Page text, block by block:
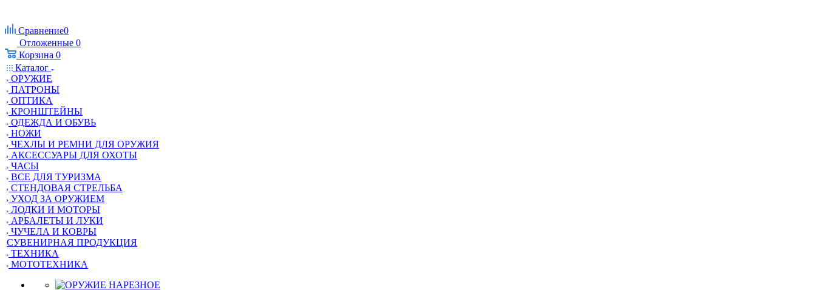
Сравнение0
Отложенные 0
Корзина 0
Каталог
ОРУЖИЕ
ПАТРОНЫ
ОПТИКА
КРОНШТЕЙНЫ
ОДЕЖДА И ОБУВЬ
НОЖИ
ЧЕХЛЫ И РЕМНИ ДЛЯ ОРУЖИЯ
АКСЕССУАРЫ ДЛЯ ОХОТЫ
ЧАСЫ
ВСЕ ДЛЯ ТУРИЗМА
СТЕНДОВАЯ СТРЕЛЬБА
УХОД ЗА ОРУЖИЕМ
ЛОДКИ И МОТОРЫ
АРБАЛЕТЫ И ЛУКИ
ЧУЧЕЛА И КОВРЫ
СУВЕНИРНАЯ ПРОДУКЦИЯ
ТЕХНИКА
МОТОТЕХНИКА